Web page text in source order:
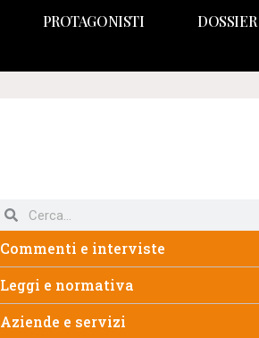
PROTAGONISTI
DOSSIER
Commenti e interviste
Leggi e normativa
Aziende e servizi